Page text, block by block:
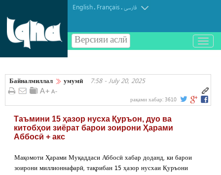
English. Français.فارسی
Версияи аслӣ
باز
و
کردن
Байналмиллал умумӣ 7:58 - July 20, 2025
рақами хабар: 3610
Таъмини 15 ҳазор нусха Қуръон, дуо ва
китобҳои зиёрат барои зоирони Ҳарами
Аббосӣ + акс
Мақомоти Ҳарами Муқаддаси Аббосӣ хабар доданд, ки барои
зоирони миллионнафарӣ, тақрибан 15 ҳазор нусхаи Қуръони